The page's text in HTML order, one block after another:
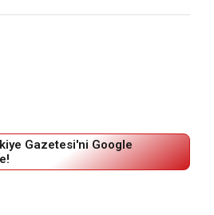
Gazetesi'ni Google